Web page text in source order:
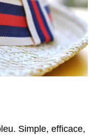
Simple, efficace,